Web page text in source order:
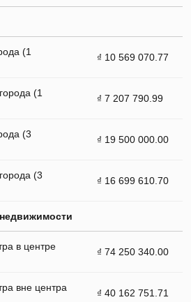
(1
₫ 10 569 070.77
(1
₫ 7 207 790.99
(3
₫ 19 500 000.00
(3
₫ 16 699 610.70
в центре
₫ 74 250 340.00
вне центра
₫ 40 162 751.71